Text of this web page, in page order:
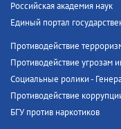
Российская академия наук
Единый портал
Противодействие
Противодействие угрозам
Социальные ролики -
Противодействие
БГУ против наркотиков